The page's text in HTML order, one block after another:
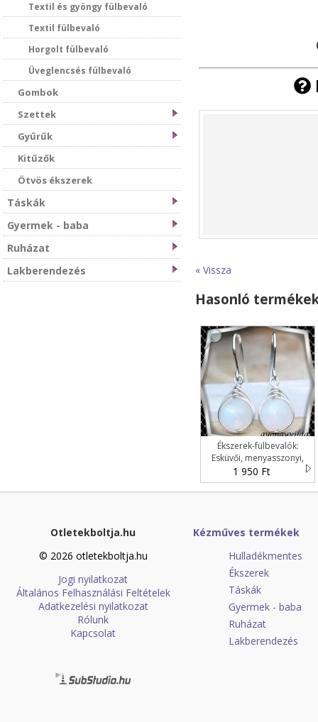
Textil és gyöngy fülbevaló
Textil fülbevaló
Horgolt fülbevaló
Üveglencsés fülbevaló
Gombok
Szettek
Gyűrűk
Kitűzők
Ötvös ékszerek
Táskák
Gyermek - baba
Ruházat
Lakberendezés
« Vissza
Hasonló
Ékszerek-fülbevalók:
Esküvői, menyasszonyi,
alkalmi fülbevaló EBF-ÁS32-
1
1 950 Ft
Otletekboltja.hu
© 2026 otletekboltja.hu
Jogi nyilatkozat
Általános Felhasználási Feltételek
Adatkezelési nyilatkozat
Rólunk
Kapcsolat
Kézműves termékek
Hulladékmentes
Ékszerek
Táskák
Gyermek - baba
Ruházat
Lakberendezés